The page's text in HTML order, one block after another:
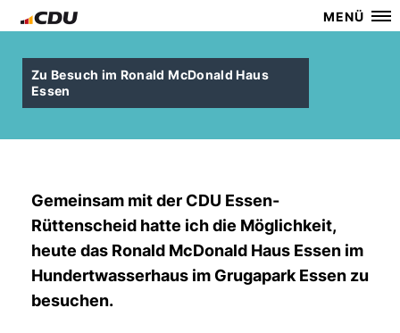
MENÜ
Zu Besuch im Ronald McDonald Haus
Essen
Gemeinsam mit der CDU Essen-
Rüttenscheid hatte ich die Möglichkeit,
heute das Ronald McDonald Haus Essen im
Hundertwasserhaus im Grugapark Essen zu
besuchen.